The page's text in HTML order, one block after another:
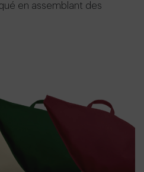
en assemblant des